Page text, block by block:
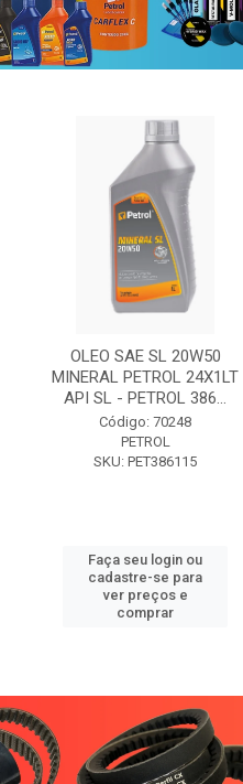
OLEO SAE SL 20W50
MINERAL PETROL 24X1LT
API SL - PETROL 386...
Código: 70248
PETROL
SKU: PET386115
Faça seu login ou
cadastre-se para
ver preços e
comprar